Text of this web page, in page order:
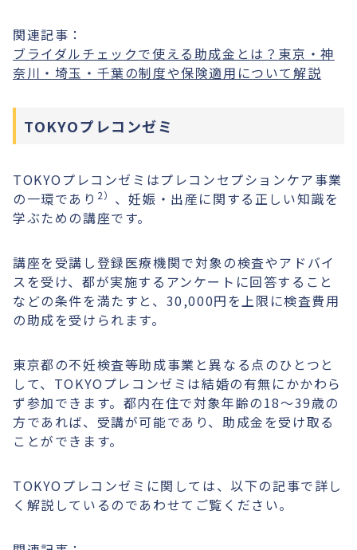
関連記事：
ブライダルチェックで使える助成金とは？東京・神
奈川・埼玉・千葉の制度や保険適用について解説
TOKYOプレコンゼミ
TOKYOプレコンゼミはプレコンセプションケア事業
の一環であり 2） 、妊娠・出産に関する正しい知識を
学ぶための講座です。
講座を受講し登録医療機関で対象の検査やアドバイ
スを受け、都が実施するアンケートに回答すること
などの条件を満たすと、30,000円を上限に検査費用
の助成を受けられます。
東京都の不妊検査等助成事業と異なる点のひとつと
して、TOKYOプレコンゼミは結婚の有無にかかわら
ず参加できます。都内在住で対象年齢の18〜39歳の
方であれば、受講が可能であり、助成金を受け取る
ことができます。
TOKYOプレコンゼミに関しては、以下の記事で詳し
く解説しているのであわせてご覧ください。